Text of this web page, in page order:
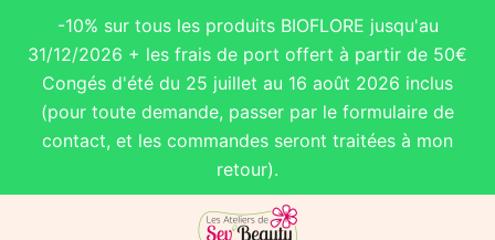
-10% sur tous les produits BIOFLORE jusqu'au
31/12/2026 + les frais de port offert à partir de 50€
Congés d'été du 25 juillet au 16 août 2026 inclus
(pour toute demande, passer par le formulaire de
contact, et les commandes seront traitées à mon
retour).